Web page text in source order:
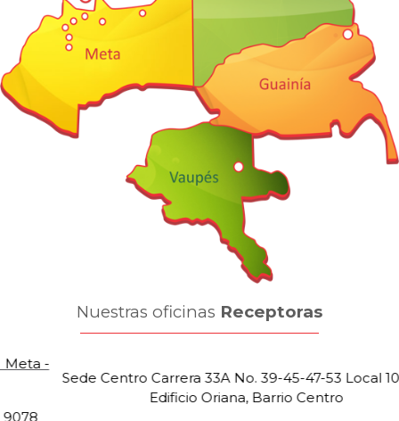
Nuestras oficinas Receptoras
Sede Centro Carrera 33A No. 39-45-47-53 Local 105-106,
Edificio Oriana, Barrio Centro